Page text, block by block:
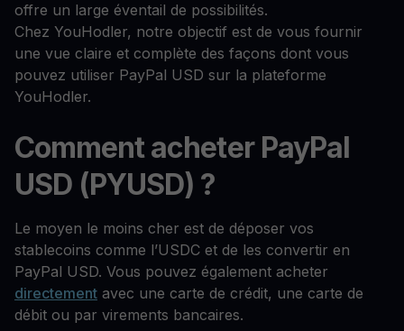
offre un large éventail de possibilités.
Chez YouHodler, notre objectif est de vous fournir
une vue claire et complète des façons dont vous
pouvez utiliser PayPal USD sur la plateforme
YouHodler.
Comment acheter PayPal
USD (PYUSD) ?
Le moyen le moins cher est de déposer vos
stablecoins comme l’USDC et de les convertir en
PayPal USD. Vous pouvez également acheter
directement avec une carte de crédit, une carte de
débit ou par virements bancaires.